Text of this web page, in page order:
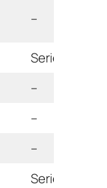
–
Serie
–
–
–
Serie